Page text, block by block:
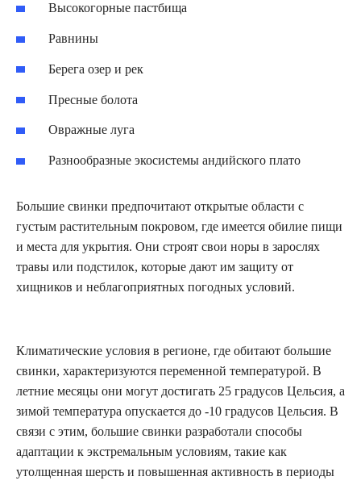
Высокогорные пастбища
Равнины
Берега озер и рек
Пресные болота
Овражные луга
Разнообразные экосистемы андийского плато
Большие свинки предпочитают открытые области с
густым растительным покровом, где имеется обилие пищи
и места для укрытия. Они строят свои норы в зарослях
травы или подстилок, которые дают им защиту от
хищников и неблагоприятных погодных условий.
Климатические условия в регионе, где обитают большие
свинки, характеризуются переменной температурой. В
летние месяцы они могут достигать 25 градусов Цельсия, а
зимой температура опускается до -10 градусов Цельсия. В
связи с этим, большие свинки разработали способы
адаптации к экстремальным условиям, такие как
утолщенная шерсть и повышенная активность в периоды